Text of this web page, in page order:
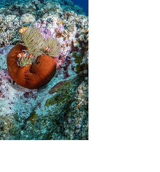
ベルに達していないと判断した場合には、
金には応じかねますので、あらかじめご了
にお申し出ください。
可能性があります。そして、これらを要因